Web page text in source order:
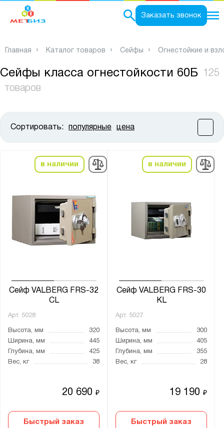
Заказать звонок
Главная Каталог товаров Сейфы Огнестойкие и
Сейфы класса огнестойкости 60Б
125
товаров
Сортировать: популярные цена
в наличии
Сейф VALBERG FRS-32
CL
Арт. 5028
Высота, мм
320
Ширина, мм
445
Глубина, мм
425
Вес, кг
38
20 690₽
Быстрый заказ
в наличии
Сейф VALBERG FRS-30
KL
Арт. 5027
Высота, мм
300
Ширина, мм
405
Глубина, мм
355
Вес, кг
28
19 190₽
Быстрый заказ
от до
Ширина, мм:
от до
от до
Класс взломостойкости:
1 класс
3 класс
5 класс
S2 класс